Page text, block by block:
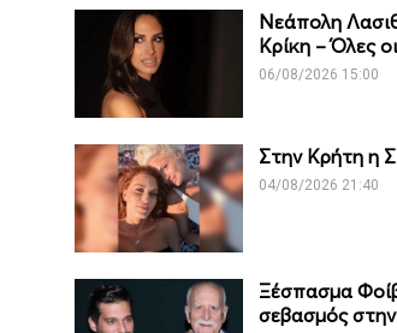
Νεάπολη
Κρίκη – Όλες
06/08/2026 15:00
Στην Κρήτη η
04/08/2026 21:40
Ξέσπασμα
σεβασμός